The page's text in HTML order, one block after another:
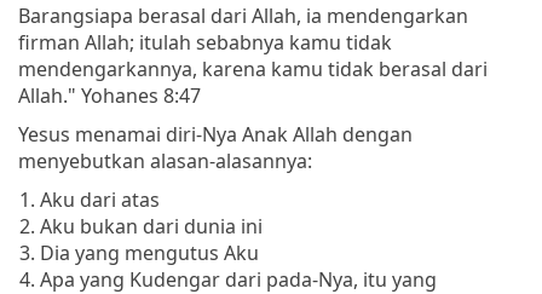
Barangsiapa berasal dari Allah, ia mendengarkan
firman Allah; itulah sebabnya kamu tidak
mendengarkannya, karena kamu tidak berasal dari
Allah." Yohanes 8:47
Yesus menamai diri-Nya Anak Allah dengan
menyebutkan alasan-alasannya:
Aku dari atas
Aku bukan dari dunia ini
Dia yang mengutus Aku
Apa yang Kudengar dari pada-Nya, itu yang